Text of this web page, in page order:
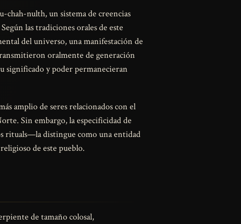
chah-nulth, un sistema de creencias
las tradiciones orales de este
del universo, una manifestación de
oralmente de generación
significado y poder permanecieran
amplio de seres relacionados con el
Sin embargo, la especificidad de
rituals—la distingue como una entidad
de este pueblo.
de tamaño colosal,